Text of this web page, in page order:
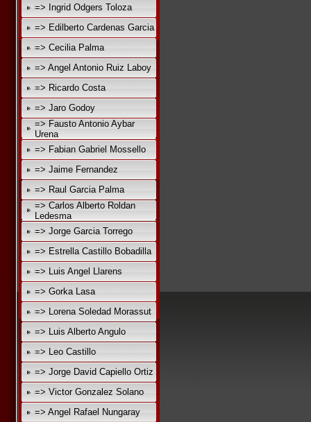
=> Ingrid Odgers Toloza
=> Edilberto Cardenas Garcia
=> Cecilia Palma
=> Angel Antonio Ruiz Laboy
=> Ricardo Costa
=> Jaro Godoy
=> Fausto Antonio Aybar
Urena
=> Fabian Gabriel Mossello
=> Jaime Fernandez
=> Raul Garcia Palma
=> Carlos Alberto Roldan
Ledesma
=> Jorge Garcia Torrego
=> Estrella Castillo Bobadilla
=> Luis Angel Llarens
=> Gorka Lasa
=> Lorena Soledad Morassut
=> Luis Alberto Angulo
=> Leo Castillo
=> Jorge David Capiello Ortiz
=> Victor Gonzalez Solano
=> Angel Rafael Nungaray